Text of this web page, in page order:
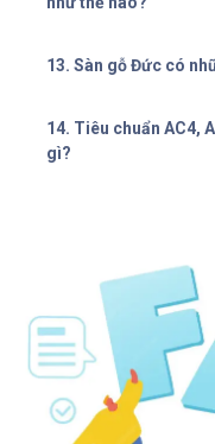
13. Sàn gỗ Đức có
14. Tiêu chuẩn AC4,
gì?